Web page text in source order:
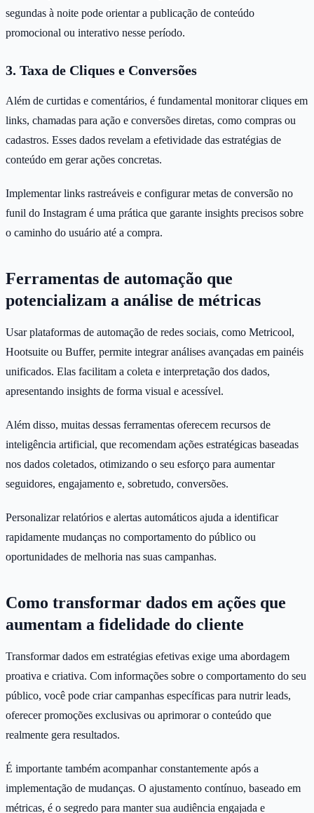
segundas à noite pode orientar a publicação de conteúdo
promocional ou interativo nesse período.
3. Taxa de Cliques e Conversões
Além de curtidas e comentários, é fundamental monitorar cliques em
links, chamadas para ação e conversões diretas, como compras ou
cadastros. Esses dados revelam a efetividade das estratégias de
conteúdo em gerar ações concretas.
Implementar links rastreáveis e configurar metas de conversão no
funil do Instagram é uma prática que garante insights precisos sobre
o caminho do usuário até a compra.
Ferramentas de automação que
potencializam a análise de métricas
Usar plataformas de automação de redes sociais, como Metricool,
Hootsuite ou Buffer, permite integrar análises avançadas em painéis
unificados. Elas facilitam a coleta e interpretação dos dados,
apresentando insights de forma visual e acessível.
Além disso, muitas dessas ferramentas oferecem recursos de
inteligência artificial, que recomendam ações estratégicas baseadas
nos dados coletados, otimizando o seu esforço para aumentar
seguidores, engajamento e, sobretudo, conversões.
Personalizar relatórios e alertas automáticos ajuda a identificar
rapidamente mudanças no comportamento do público ou
oportunidades de melhoria nas suas campanhas.
Como transformar dados em ações que
aumentam a fidelidade do cliente
Transformar dados em estratégias efetivas exige uma abordagem
proativa e criativa. Com informações sobre o comportamento do seu
público, você pode criar campanhas específicas para nutrir leads,
oferecer promoções exclusivas ou aprimorar o conteúdo que
realmente gera resultados.
É importante também acompanhar constantemente após a
implementação de mudanças. O ajustamento contínuo, baseado em
métricas, é o segredo para manter sua audiência engajada e